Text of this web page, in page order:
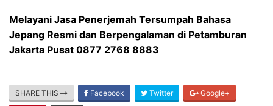
Melayani Jasa Penerjemah Tersumpah Bahasa
Jepang Resmi dan Berpengalaman di Petamburan
Jakarta Pusat 0877 2768 8883
SHARE THIS Facebook Twitter Google+